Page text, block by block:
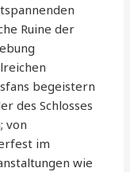
Ruine der
begeistern
des Schlosses
von
im
wie